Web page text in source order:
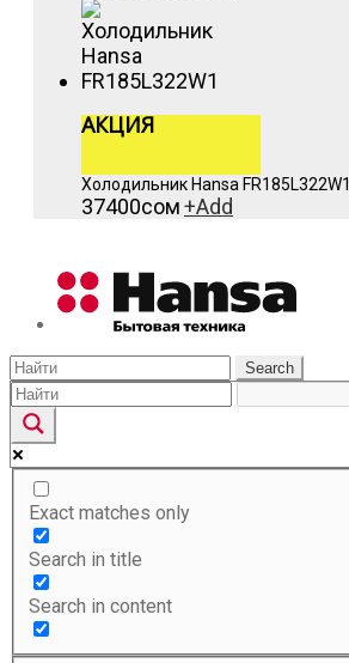
АКЦИЯ
Холодильник Hansa FR185L322W1
37400сом+Add
Search
Exact matches only
Search in title
Search in content